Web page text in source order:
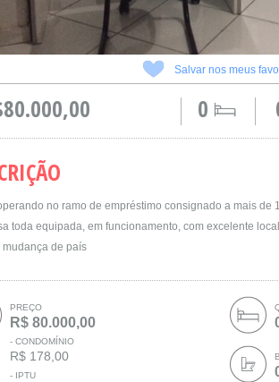
Salvar nos meus
0
no ramo de empréstimo consignado a mais de
toda equipada, em funcionamento, com excelente
mudança de país
PREÇO
R$ 80.000,00
- CONDOMÍNIO
R$ 178,00
- IPTU